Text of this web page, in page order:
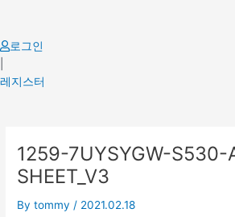
content
로그인
레지스터
1259-7UYSYGW-S530-
SHEET_V3
Bytommy / 2021.02.18
navigation